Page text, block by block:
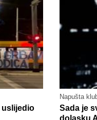
uslijedio
Napušta
Sada je